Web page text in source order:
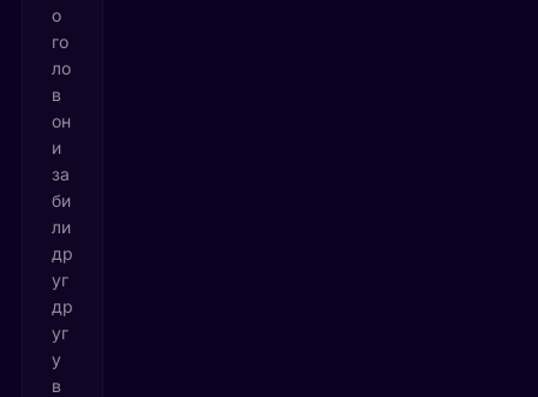
о
го
ло
в
он
и
за
би
ли
др
уг
др
уг
у
в